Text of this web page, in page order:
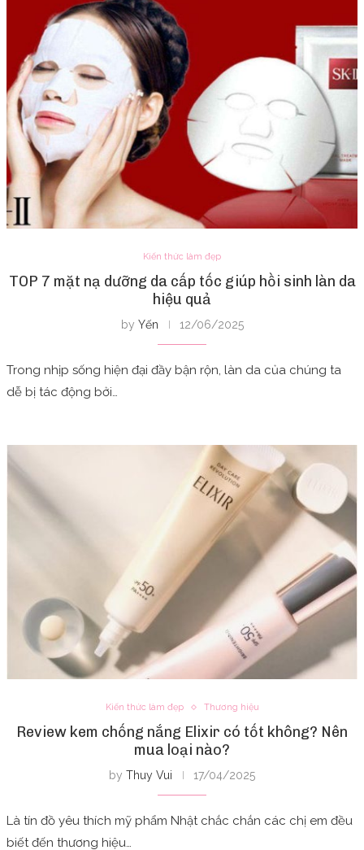
Kiến thức làm đẹp
TOP 7 mặt nạ dưỡng da cấp tốc giúp hồi sinh làn da
hiệu quả
by Yến 12/06/2025
Trong nhịp sống hiện đại đầy bận rộn, làn da của chúng ta
dễ bị tác động bởi…
Kiến thức làm đẹp Thương hiệu
Review kem chống nắng Elixir có tốt không? Nên
mua loại nào?
by Thuy Vui 17/04/2025
Là tín đồ yêu thích mỹ phẩm Nhật chắc chắn các chị em đều
biết đến thương hiệu…